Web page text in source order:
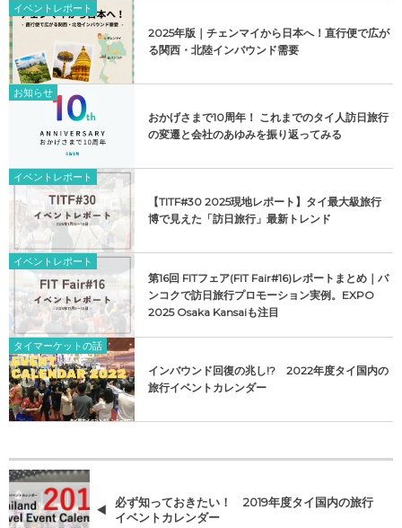
イベントレポート
2025年版｜チェンマイから日本へ！直行便で広が
る関西・北陸インバウンド需要
お知らせ
おかげさまで10周年！ これまでのタイ人訪日旅行
の変遷と会社のあゆみを振り返ってみる
イベントレポート
【TITF#30 2025現地レポート】タイ最大級旅行
博で見えた「訪日旅行」最新トレンド
イベントレポート
第16回 FITフェア(FIT Fair#16)レポートまとめ｜バ
ンコクで訪日旅行プロモーション実例。EXPO
2025 Osaka Kansaiも注目
タイマーケットの話
インバウンド回復の兆し!? 2022年度タイ国内の
旅行イベントカレンダー
必ず知っておきたい！ 2019年度タイ国内の旅行
イベントカレンダー